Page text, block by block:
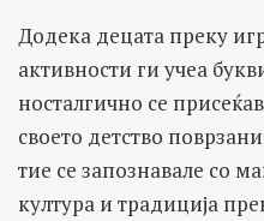
Додека децата преку
активности ги учеа
носталгично се
своето детство
тие се запознавале со
култура и традиција